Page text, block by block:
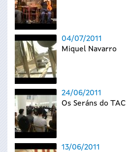
04/07/2011
Miquel Navarro
24/06/2011
Os Seráns do TAC
13/06/2011